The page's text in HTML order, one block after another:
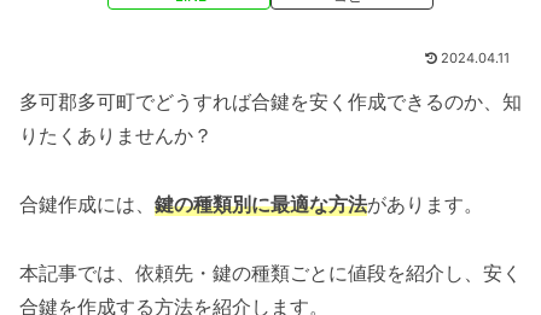
2024.04.11
多可郡多可町でどうすれば合鍵を安く作成できるのか、知
りたくありませんか？
合鍵作成には、 鍵の種類別に最適な方法があります。
本記事では、依頼先・鍵の種類ごとに値段を紹介し、安く
合鍵を作成する方法を紹介します。